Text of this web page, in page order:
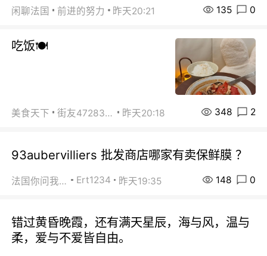
闲聊法国 前进的努力 昨天20:21 135 0
吃饭🍽️
美食天下 街友472838572 昨天20:18 348 2
93aubervilliers 批发商店哪家有卖保鲜膜 ？
法国你问我答 Ert1234 昨天19:35 148 0
错过黄昏晚霞，还有满天星辰，海与风，温与
柔，爱与不爱皆自由。